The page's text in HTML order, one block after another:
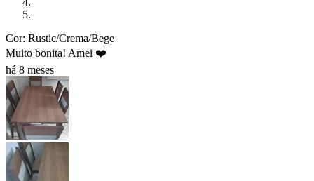
Cor: Rustic/Crema/Bege
Muito bonita! Amei ❤️
há 8 meses